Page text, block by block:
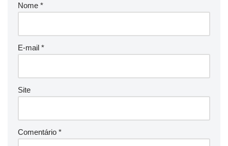
Nome *
E-mail *
Site
Comentário *